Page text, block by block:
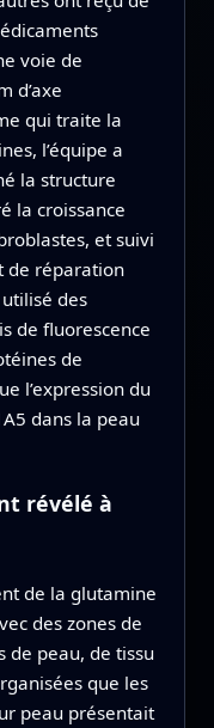
voie de
d’axe
qui traite la
l’équipe a
la structure
la croissance
et suivi
de réparation
des
de fluorescence
de
l’expression du
dans la peau
révélé à
de la glutamine
des zones de
de peau, de tissu
que les
peau présentait